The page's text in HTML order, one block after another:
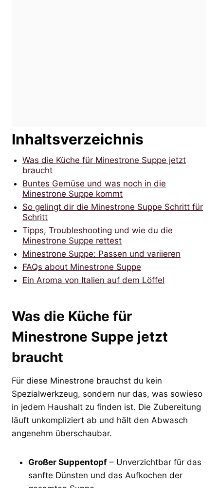
Inhaltsverzeichnis
Was die Küche für Minestrone Suppe jetzt
braucht
Buntes Gemüse und was noch in die
Minestrone Suppe kommt
So gelingt dir die Minestrone Suppe Schritt für
Schritt
Tipps, Troubleshooting und wie du die
Minestrone Suppe rettest
Minestrone Suppe: Passen und variieren
FAQs about Minestrone Suppe
Ein Aroma von Italien auf dem Löffel
Was die Küche für
Minestrone Suppe jetzt
braucht
Für diese Minestrone brauchst du kein
Spezialwerkzeug, sondern nur das, was sowieso
in jedem Haushalt zu finden ist. Die Zubereitung
läuft unkompliziert ab und hält den Abwasch
angenehm überschaubar.
Großer Suppentopf – Unverzichtbar für das
sanfte Dünsten und das Aufkochen der